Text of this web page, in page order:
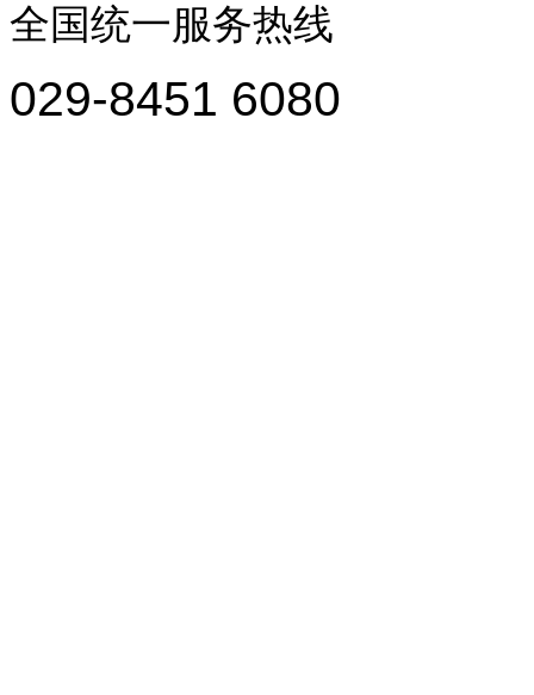
全国统一服务热线
029-8451 6080